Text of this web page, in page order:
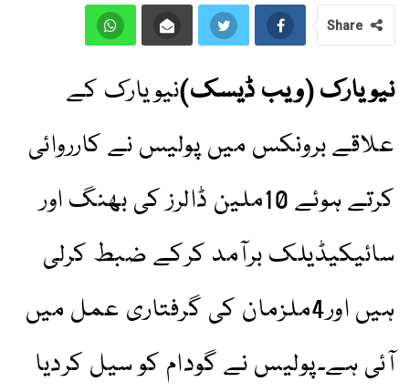
Share
نیویارک (ویب ڈیسک)نیویارک کے
علاقے برونکس میں پولیس نے کارروائی
کرتے ہوئے 10ملین ڈالرز کی بھنگ اور
سائیکیڈیلک برآمد کرکے ضبط کرلی
ہیں اور4ملزمان کی گرفتاری عمل میں
آئی ہے۔پولیس نے گودام کو سیل کردیا